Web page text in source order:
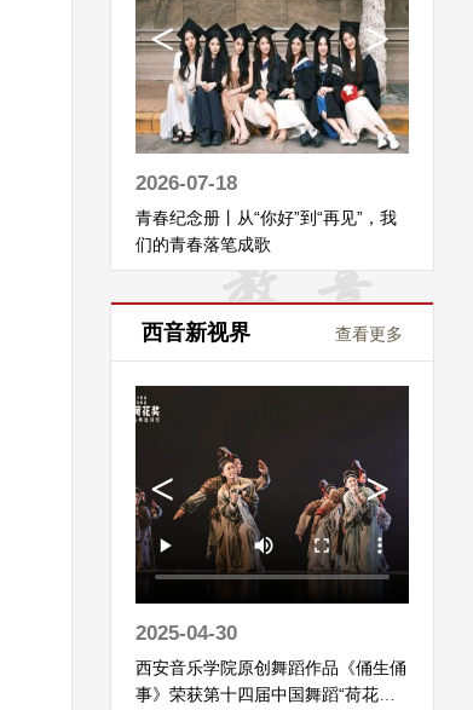
2026-07-18
青春纪念册丨从“你好”到“再见”，我
们的青春落笔成歌
西音新视界 查看更多
2025-04-30
西安音乐学院原创舞蹈作品《俑生俑
事》荣获第十四届中国舞蹈“荷花